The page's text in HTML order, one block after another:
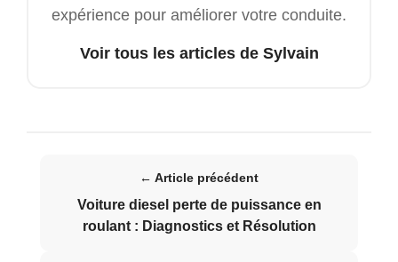
expérience pour améliorer votre conduite.
Voir tous les articles de Sylvain
← Article précédent
Voiture diesel perte de puissance en
roulant : Diagnostics et Résolution